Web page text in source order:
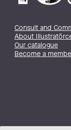
Consult and
About
Our catalogue
Become a